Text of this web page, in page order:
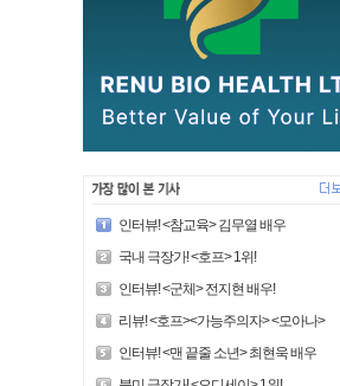
인터뷰! <참교육> 김무열 배우
국내 극장가! <호프> 1위!
인터뷰! <군체> 전지현 배우!
리뷰! <호프><가능주의자> <모아나>
인터뷰! <맨 끝줄 소년> 최현욱 배우